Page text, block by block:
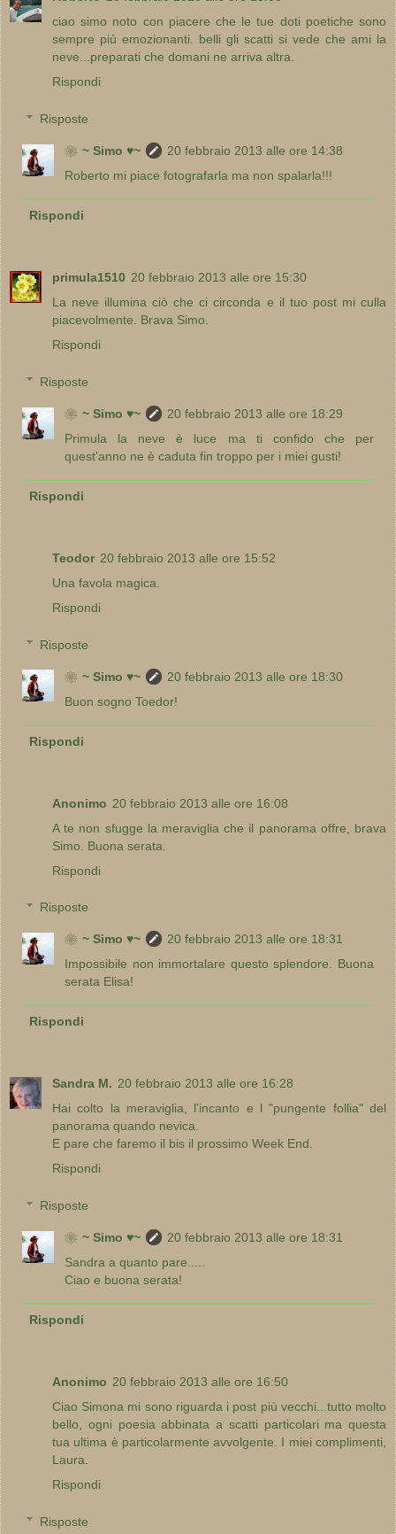
ciao simo noto con piacere che le tue doti poetiche sono
sempre più emozionanti. belli gli scatti si vede che ami la
neve...preparati che domani ne arriva altra.
Rispondi
Risposte
❀~ Simo ♥~
20 febbraio 2013 alle ore 14:38
Roberto mi piace fotografarla ma non spalarla!!!
Rispondi
primula1510 20 febbraio 2013 alle ore 15:30
La neve illumina ciò che ci circonda e il tuo post mi culla
piacevolmente. Brava Simo.
Rispondi
Risposte
❀~ Simo ♥~
20 febbraio 2013 alle ore 18:29
Primula la neve è luce ma ti confido che per
quest'anno ne è caduta fin troppo per i miei gusti!
Rispondi
Teodor 20 febbraio 2013 alle ore 15:52
Una favola magica.
Rispondi
Risposte
❀~ Simo ♥~
20 febbraio 2013 alle ore 18:30
Buon sogno Toedor!
Rispondi
Anonimo 20 febbraio 2013 alle ore 16:08
A te non sfugge la meraviglia che il panorama offre, brava
Simo. Buona serata.
Rispondi
Risposte
❀~ Simo ♥~
20 febbraio 2013 alle ore 18:31
Impossibile non immortalare questo splendore. Buona
serata Elisa!
Rispondi
Sandra M. 20 febbraio 2013 alle ore 16:28
Hai colto la meraviglia, l'incanto e l "pungente follia" del
panorama quando nevica.
E pare che faremo il bis il prossimo Week End.
Rispondi
Risposte
❀~ Simo ♥~
20 febbraio 2013 alle ore 18:31
Sandra a quanto pare.....
Ciao e buona serata!
Rispondi
Anonimo 20 febbraio 2013 alle ore 16:50
Ciao Simona mi sono riguarda i post più vecchi...tutto molto
bello, ogni poesia abbinata a scatti particolari ma questa
tua ultima è particolarmente avvolgente. I miei complimenti,
Laura.
Rispondi
Risposte